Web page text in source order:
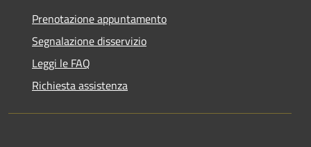
Prenotazione appuntamento
Segnalazione disservizio
Leggi le FAQ
Richiesta assistenza